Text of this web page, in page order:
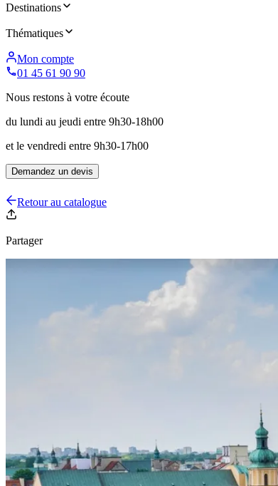
Destinations
Thématiques
Mon compte
01 45 61 90 90
Nous restons à votre écoute
du lundi au jeudi entre 9h30-18h00
et le vendredi entre 9h30-17h00
Demandez un devis
Retour au catalogue
Partager